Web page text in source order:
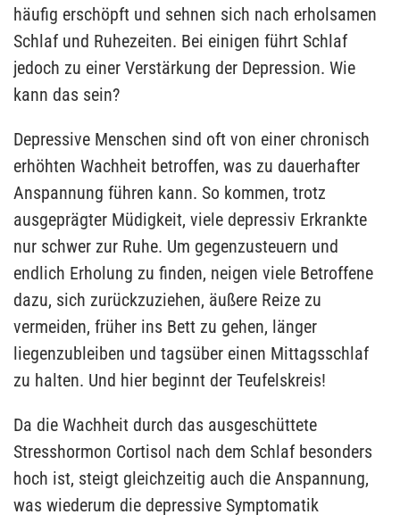
häufig erschöpft und sehnen sich nach erholsamen
Schlaf und Ruhezeiten. Bei einigen führt Schlaf
jedoch zu einer Verstärkung der Depression. Wie
kann das sein?
Depressive Menschen sind oft von einer chronisch
erhöhten Wachheit betroffen, was zu dauerhafter
Anspannung führen kann. So kommen, trotz
ausgeprägter Müdigkeit, viele depressiv Erkrankte
nur schwer zur Ruhe. Um gegenzusteuern und
endlich Erholung zu finden, neigen viele Betroffene
dazu, sich zurückzuziehen, äußere Reize zu
vermeiden, früher ins Bett zu gehen, länger
liegenzubleiben und tagsüber einen Mittagsschlaf
zu halten. Und hier beginnt der Teufelskreis!
Da die Wachheit durch das ausgeschüttete
Stresshormon Cortisol nach dem Schlaf besonders
hoch ist, steigt gleichzeitig auch die Anspannung,
was wiederum die depressive Symptomatik